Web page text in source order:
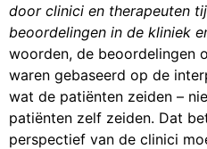
door clinici en therapeuten
beoordelingen in de kliniek
woorden, de beoordelingen
waren gebaseerd op de
wat de patiënten zeiden –
patiënten zelf zeiden. Dat
perspectief van de clinici